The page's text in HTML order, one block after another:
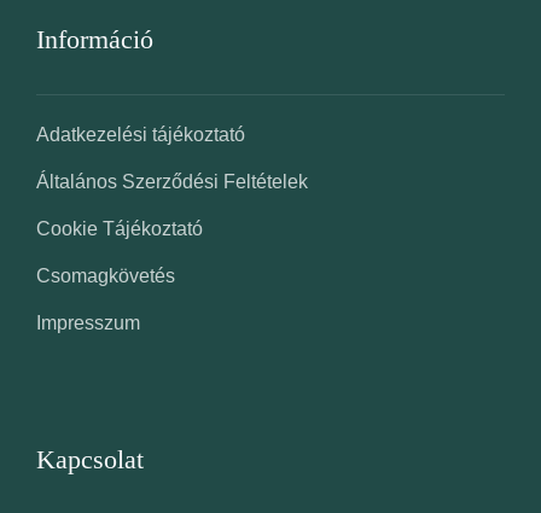
Információ
Adatkezelési tájékoztató
Általános Szerződési Feltételek
Cookie Tájékoztató
Csomagkövetés
Impresszum
Kapcsolat